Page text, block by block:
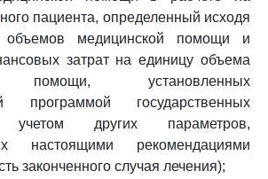
пациента, определенный исходя
объемов медицинской помощи и
затрат на единицу объема
помощи, установленных
программой государственных
других параметров,
настоящими рекомендациями
законченного случая лечения);